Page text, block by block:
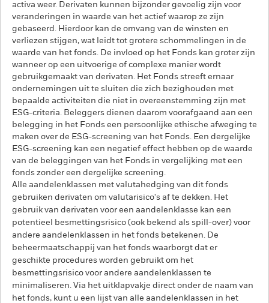
activa weer. Derivaten kunnen bijzonder gevoelig zijn voor
veranderingen in waarde van het actief waarop ze zijn
gebaseerd. Hierdoor kan de omvang van de winsten en
verliezen stijgen, wat leidt tot grotere schommelingen in de
waarde van het fonds. De invloed op het Fonds kan groter zijn
wanneer op een uitvoerige of complexe manier wordt
gebruikgemaakt van derivaten. Het Fonds streeft ernaar
ondernemingen uit te sluiten die zich bezighouden met
bepaalde activiteiten die niet in overeenstemming zijn met
ESG-criteria. Beleggers dienen daarom voorafgaand aan een
belegging in het Fonds een persoonlijke ethische afweging te
maken over de ESG-screening van het Fonds. Een dergelijke
ESG-screening kan een negatief effect hebben op de waarde
van de beleggingen van het Fonds in vergelijking met een
fonds zonder een dergelijke screening.
Alle aandelenklassen met valutahedging van dit fonds
gebruiken derivaten om valutarisico's af te dekken. Het
gebruik van derivaten voor een aandelenklasse kan een
potentieel besmettingsrisico (ook bekend als spill-over) voor
andere aandelenklassen in het fonds betekenen. De
beheermaatschappij van het fonds waarborgt dat er
geschikte procedures worden gebruikt om het
besmettingsrisico voor andere aandelenklassen te
minimaliseren. Via het uitklapvakje direct onder de naam van
het fonds, kunt u een lijst van alle aandelenklassen in het